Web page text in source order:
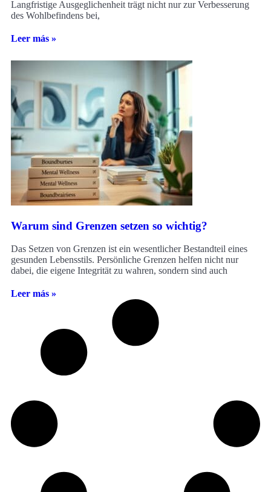
Langfristige Ausgeglichenheit trägt nicht nur zur Verbesserung
des Wohlbefindens bei,
Leer más »
Warum sind Grenzen setzen so wichtig?
Das Setzen von Grenzen ist ein wesentlicher Bestandteil eines
gesunden Lebensstils. Persönliche Grenzen helfen nicht nur
dabei, die eigene Integrität zu wahren, sondern sind auch
Leer más »